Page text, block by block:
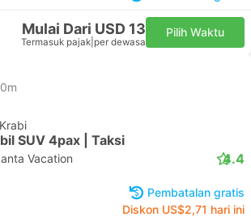
Mulai Dari USD 13
Termasuk pajak per dewasa
Pilih Waktu
SUV 4pax | Taksi
Vacation 4.4
Pembatalan gratis
Diskon US$2,71 hari ini